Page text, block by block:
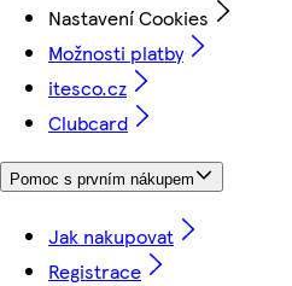
Nastavení Cookies
Možnosti platby
itesco.cz
Clubcard
Pomoc s prvním nákupem
Jak nakupovat
Registrace